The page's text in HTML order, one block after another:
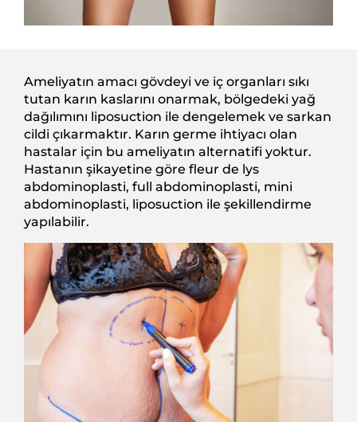
Ameliyatın amacı gövdeyi ve iç organları sıkı
tutan karın kaslarını onarmak, bölgedeki yağ
dağılımını liposuction ile dengelemek ve sarkan
cildi çıkarmaktır. Karın germe ihtiyacı olan
hastalar için bu ameliyatın alternatifi yoktur.
Hastanın şikayetine göre fleur de lys
abdominoplasti, full abdominoplasti, mini
abdominoplasti, liposuction ile şekillendirme
yapılabilir.